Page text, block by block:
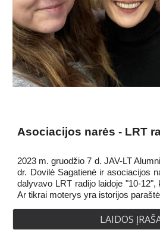
Asociacijos narės - LRT
2023 m. gruodžio 7 d. JAV-LT
dr. Dovilė Sagatienė ir asociacijos
dalyvavo LRT radijo laidoje "10-
Ar tikrai moterys yra istorijos
LAIDOS